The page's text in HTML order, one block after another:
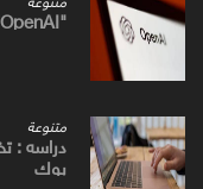
"OpenAI" تدخل علي خط الصراع مع أمازون
متنوعة
دراسه :
بوك